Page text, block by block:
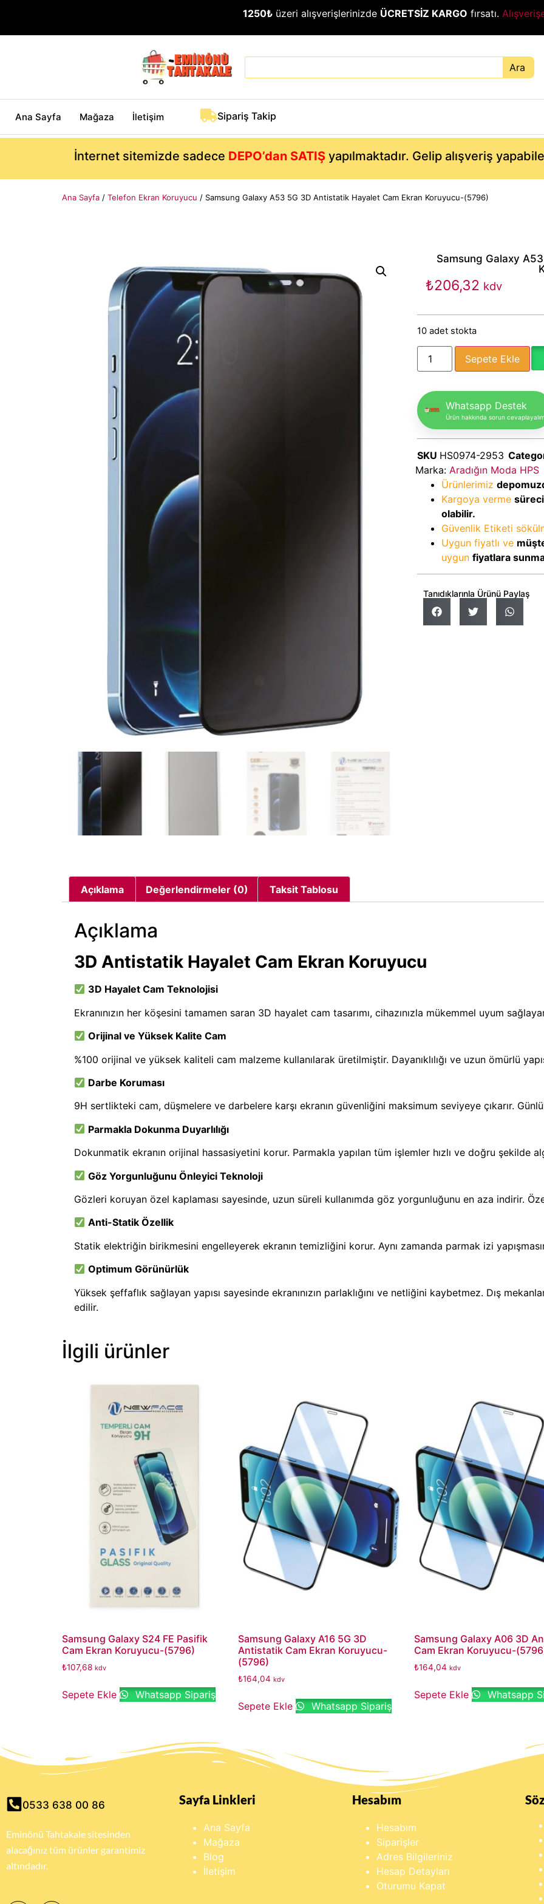
1250₺ üzeri alışverişlerinizde ÜCRETSİZ KARGO fırsatı.
Ara
Ana Sayfa Mağaza İletişim Sipariş Takip
İnternet sitemizde sadece DEPO’dan SATIŞyapılmaktadır. Gelip alışveriş
Ana Sayfa / Telefon Ekran Koruyucu / Samsung Galaxy A53 5G 3D Antistatik Hayalet Cam Ekran Koruyucu-(5796)
Samsung Galaxy
₺206,32 kdv
10 adet stokta
Sepete Ekle
Whatsapp Destek
Ürün hakkında sorun cevaplayalım
SKU HS0974-2953
Marka: Aradığın Moda HPS
Ürünlerimiz
Kargoya verme
olabilir.
Güvenlik Etiketi
Uygun fiyatlı ve
uygun fiyatlara
Tanıdıklarınla Ürünü Paylaş
Açıklama Değerlendirmeler (0) Taksit Tablosu
Açıklama
3D Antistatik Hayalet Cam Ekran Koruyucu
3D Hayalet Cam Teknolojisi
Ekranınızın her köşesini tamamen saran 3D hayalet cam tasarımı, cihazınızla mükemmel uyum
Orijinal ve Yüksek Kalite Cam
%100 orijinal ve yüksek kaliteli cam malzeme kullanılarak üretilmiştir. Dayanıklılığı ve uzun ömürlü
Darbe Koruması
9H sertlikteki cam, düşmelere ve darbelere karşı ekranın güvenliğini maksimum seviyeye çıkarır.
Parmakla Dokunma Duyarlılığı
Dokunmatik ekranın orijinal hassasiyetini korur. Parmakla yapılan tüm işlemler hızlı ve doğru şekilde
Göz Yorgunluğunu Önleyici Teknoloji
Gözleri koruyan özel kaplaması sayesinde, uzun süreli kullanımda göz yorgunluğunu en aza indirir.
Anti-Statik Özellik
Statik elektriğin birikmesini engelleyerek ekranın temizliğini korur. Aynı zamanda parmak izi
Optimum Görünürlük
Yüksek şeffaflık sağlayan yapısı sayesinde ekranınızın parlaklığını ve netliğini kaybetmez. Dış
edilir.
İlgili ürünler
Samsung Galaxy S24 FE Pasifik
Cam Ekran Koruyucu-(5796)
₺107,68 kdv
Sepete Ekle Whatsapp Sipariş
Samsung Galaxy A16 5G 3D
Antistatik Cam Ekran Koruyucu-
(5796)
₺164,04 kdv
Sepete Ekle Whatsapp Sipariş
Samsung Galaxy A06 3D
Cam Ekran Koruyucu-
₺164,04 kdv
Sepete Ekle Whatsapp
0533 638 00 86
Eminönü Tahtakale sitesinden
alacağınız tüm ürünler garantimiz
altındadır.
Sayfa Linkleri
Ana Sayfa
Mağaza
Blog
İletişim
Hesabım
Hesabım
Siparişler
Adres Bilgileriniz
Hesap Detayları
Oturumu Kapat